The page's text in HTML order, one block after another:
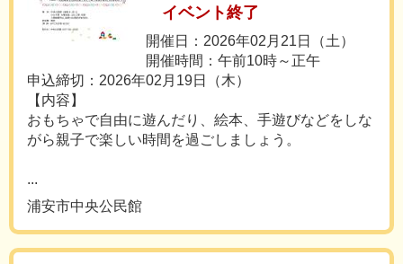
イベント終了
開催日：2026年02月21日（土）
開催時間：午前10時～正午
申込締切：2026年02月19日（木）
【内容】
おもちゃで自由に遊んだり、絵本、手遊びなどをしな
がら親子で楽しい時間を過ごしましょう。
...
浦安市中央公民館